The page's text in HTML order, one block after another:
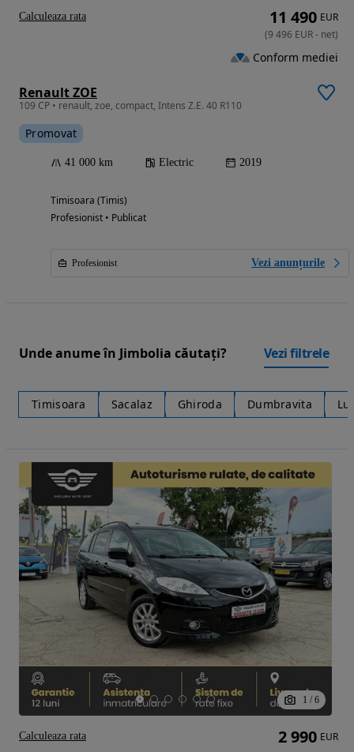
Renault ZOE
109 CP • renault, zoe, compact, Intens Z.E. 40 R110
Promovat
41 000 km Electric 2019
Timisoara (Timis)
Profesionist • Publicat
Profesionist Vezi anunțurile
11 490 EUR
(9 496 EUR- net)
Conform mediei
Calculeaza rata
Unde anume în Jimbolia căutați? Vezi filtrele
Timisoara Sacalaz Ghiroda Dumbravita
1 / 6
2 990 EUR
Calculeaza rata